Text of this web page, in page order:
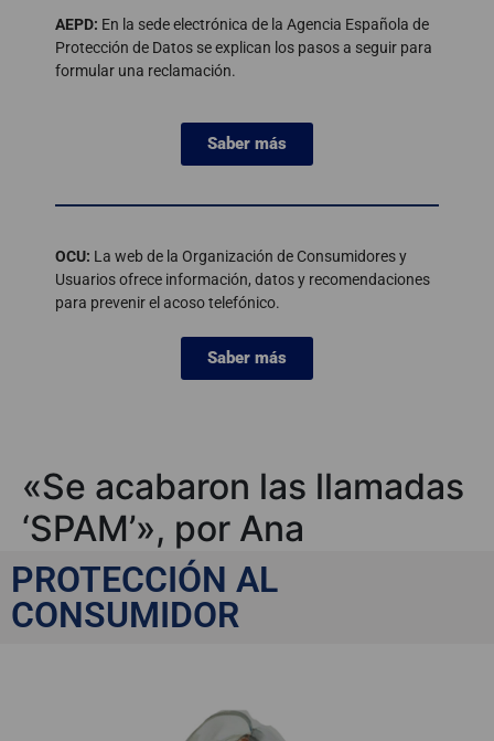
AEPD: En la sede electrónica de la Agencia Española de
Protección de Datos se explican los pasos a seguir para
formular una reclamación.
Saber más
OCU: La web de la Organización de Consumidores y
Usuarios ofrece información, datos y recomendaciones
para prevenir el acoso telefónico.
Saber más
«Se acabaron las llamadas
‘SPAM’», por Ana
Echenique
PROTECCIÓN AL
CONSUMIDOR